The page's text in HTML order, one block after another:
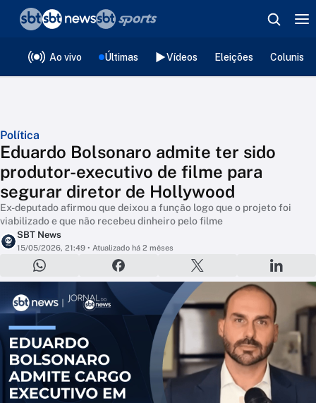
Ao vivo Últimas Vídeos Eleições
Política
Eduardo Bolsonaro admite ter sido
produtor-executivo de filme para
segurar diretor de Hollywood
Ex-deputado afirmou que deixou a função logo que o projeto foi
viabilizado e que não recebeu dinheiro pelo filme
SBT News
15/05/2026, 21:49 • Atualizado há 2 mêses
❮voltar
Editorias